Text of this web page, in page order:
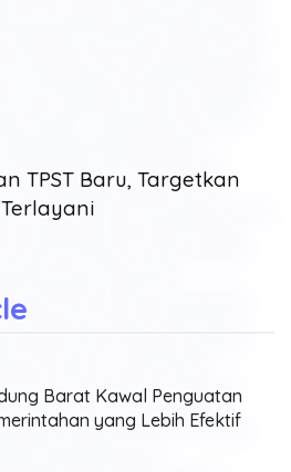
TPST Baru, Targetkan
Barat Kawal Penguatan
yang Lebih Efektif